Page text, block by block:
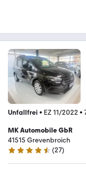
Unfallfrei • EZ 11/2022 •
MK Automobile GbR
41515 Grevenbroich
4.7 Sterne
(27)